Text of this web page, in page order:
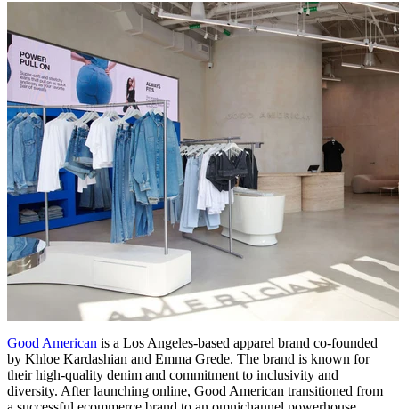
Good American is a Los Angeles-based apparel brand co-founded
by Khloe Kardashian and Emma Grede. The brand is known for
their high-quality denim and commitment to inclusivity and
diversity. After launching online, Good American transitioned from